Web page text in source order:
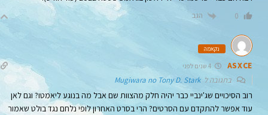
0 הגב
נקאמה
ASXCE 4 שנים לפני
בתגובה לMugiwara no Tony D. Stark
רוב הסיכויים שג'ינביי כבר יהיה חלק מהצוות שם אבל מה בנוגע ליאמטו? וגם לאן
עוד אפשר להתקדם עם הסרטים? הרי בסרט האחרון לופי נלחם נגד בולט שאמור